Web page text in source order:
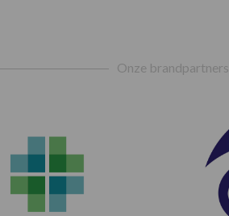
Onze brandpartners